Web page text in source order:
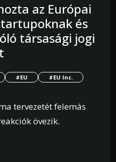
az Európai
és
társasági jogi
#EU
#EU Inc.
tervezetét felemás
övezik.